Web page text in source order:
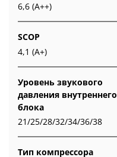
6,6 (A++)
SCOP
4,1 (A+)
Уровень звукового
давления внутреннего
блока
21/25/28/32/34/36/38
Тип компрессора